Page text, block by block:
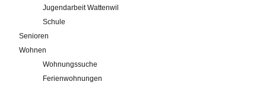
Jugendarbeit Wattenwil
Schule
Senioren
Wohnen
Wohnungssuche
Ferienwohnungen